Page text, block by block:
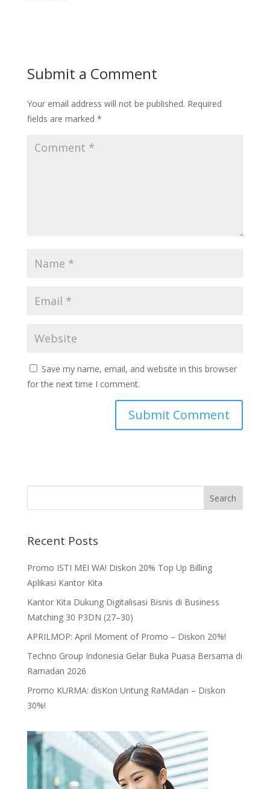
Submit a Comment
Your email address will not be published. Required
fields are marked *
Save my name, email, and website in this browser
for the next time I comment.
Recent Posts
Promo ISTI MEI WA! Diskon 20% Top Up Billing
Aplikasi Kantor Kita
Kantor Kita Dukung Digitalisasi Bisnis di Business
Matching 30 P3DN (27–30)
APRILMOP: April Moment of Promo – Diskon 20%!
Techno Group Indonesia Gelar Buka Puasa Bersama di
Ramadan 2026
Promo KURMA: disKon Untung RaMAdan – Diskon
30%!